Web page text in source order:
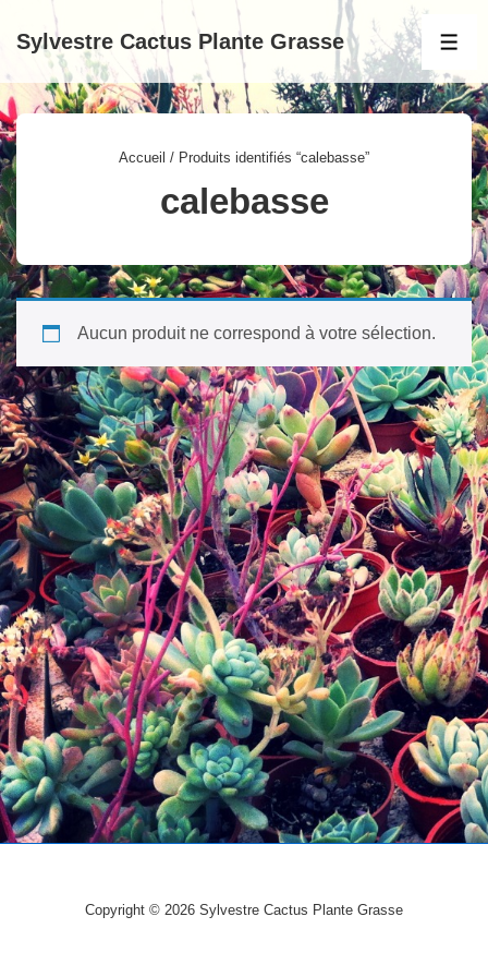
passer
au
contenu
principal
Sylvestre Cactus Plante Grasse
Accueil / Produits identifiés “calebasse”
calebasse
Aucun produit ne correspond à votre sélection.
Copyright © 2026 Sylvestre Cactus Plante Grasse